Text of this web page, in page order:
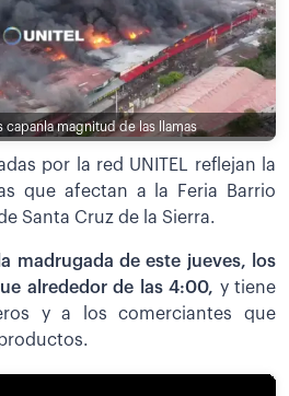
capanla magnitud de las llamas
por la red UNITEL reflejan la
que afectan a la Feria Barrio
Santa Cruz de la Sierra.
madrugada de este jueves, los
alrededor de las 4:00, y tiene
y a los comerciantes que